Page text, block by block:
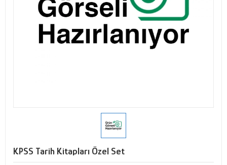
KPSS Tarih Kitapları Özel Set